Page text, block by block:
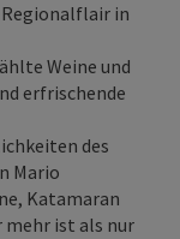
Regionalflair in
Weine und
erfrischende
des
Mario
Katamaran
mehr ist als nur